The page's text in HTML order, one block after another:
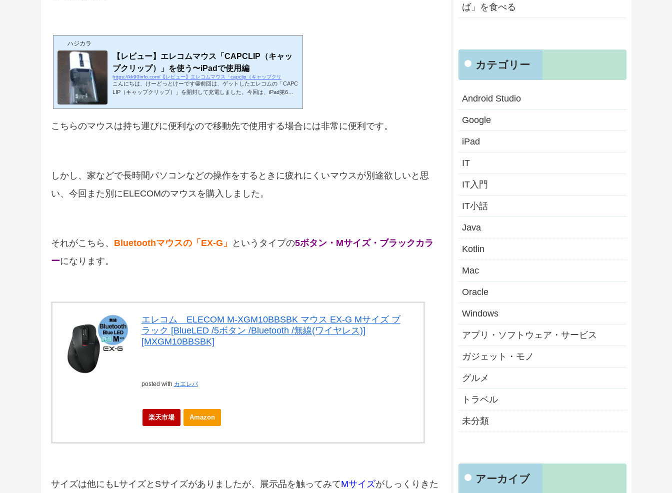
ハジカラ
【レビュー】エレコムマウス「CAPCLIP（キャッ
プクリップ）」を使う〜iPadで使用編
https://kk90info.com/【レビュー】エレコムマウス「capclip（キャップクリ
こんにちは、けーどっとけーです😀前回は、ゲットしたエレコムの「CAPC
LIP（キャップクリップ）」を開封して充電しました。今回は、iPad第6世
でなくiPadOSである必要があります。ワイヤレスマウス「CAPCLIP」のス
してマウス型にします。CAPCLIPを使えるようにスイッチをオンにしま
こちらのマウスは持ち運びに便利なので移動先で使用する場合には非常に便利です。
しかし、家などで長時間パソコンなどの操作をするときに疲れにくいマウスが別途欲しいと思
い、今回また別にELECOMのマウスを購入しました。
それがこちら、 Bluetoothマウスの「EX-G」 というタイプの5ボタン・Mサイズ・ブラックカラ
ーになります。
エレコム ELECOM M-XGM10BBSBK マウス EX-G Mサイズ ブ
ラック [BlueLED /5ボタン /Bluetooth /無線(ワイヤレス)]
[MXGM10BBSBK]
posted with カエレバ
楽天市場 Amazon
サイズは他にもLサイズとSサイズがありましたが、展示品を触ってみてMサイズがしっくりきた
ば」を食べる
カテゴリー
Android Studio
Google
iPad
IT
IT入門
IT小話
Java
Kotlin
Mac
Oracle
Windows
アプリ・ソフトウェア・サービス
ガジェット・モノ
グルメ
トラベル
未分類
アーカイブ